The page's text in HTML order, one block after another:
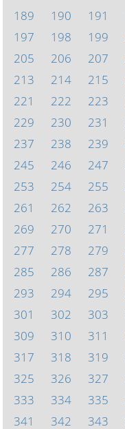
189
190 191
197
198 199
205
206 207
213
214 215
221
222 223
229
230 231
237
238 239
245
246 247
253
254 255
261
262 263
269
270 271
277
278 279
285
286 287
293
294 295
301
302 303
309
310 311
317
318 319
325
326 327
333
334 335
341
342 343